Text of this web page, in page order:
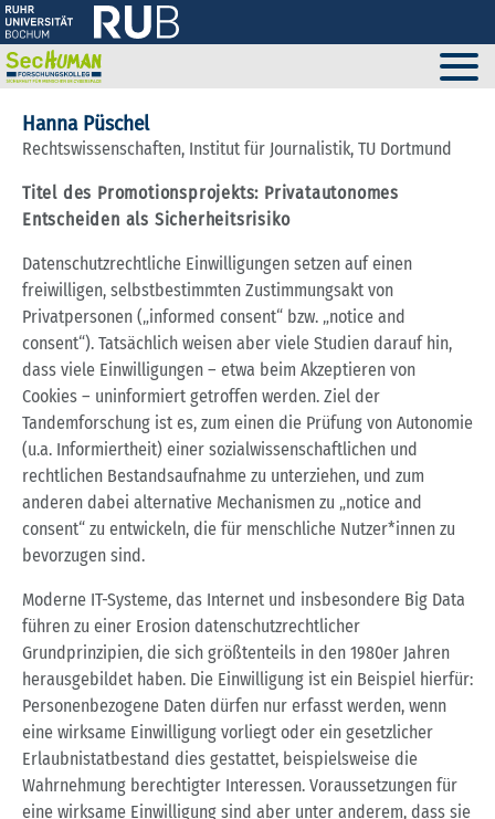
Hanna Püschel
Rechtswissenschaften, Institut für Journalistik, TU Dortmund
Titel des Promotionsprojekts: Privatautonomes
Entscheiden als Sicherheitsrisiko
Datenschutzrechtliche Einwilligungen setzen auf einen
freiwilligen, selbstbestimmten Zustimmungsakt von
Privatpersonen („informed consent“ bzw. „notice and
consent“). Tatsächlich weisen aber viele Studien darauf hin,
dass viele Einwilligungen – etwa beim Akzeptieren von
Cookies – uninformiert getroffen werden. Ziel der
Tandemforschung ist es, zum einen die Prüfung von Autonomie
(u.a. Informiertheit) einer sozialwissenschaftlichen und
rechtlichen Bestandsaufnahme zu unterziehen, und zum
anderen dabei alternative Mechanismen zu „notice and
consent“ zu entwickeln, die für menschliche Nutzer*innen zu
bevorzugen sind.
Moderne IT-Systeme, das Internet und insbesondere Big Data
führen zu einer Erosion datenschutzrechtlicher
Grundprinzipien, die sich größtenteils in den 1980er Jahren
herausgebildet haben. Die Einwilligung ist ein Beispiel hierfür:
Personenbezogene Daten dürfen nur erfasst werden, wenn
eine wirksame Einwilligung vorliegt oder ein gesetzlicher
Erlaubnistatbestand dies gestattet, beispielsweise die
Wahrnehmung berechtigter Interessen. Voraussetzungen für
eine wirksame Einwilligung sind aber unter anderem, dass sie